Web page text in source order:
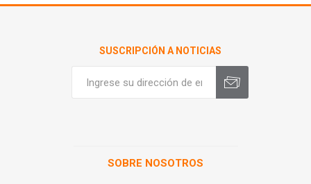
SUSCRIPCIÓN A NOTICIAS
SOBRE NOSOTROS